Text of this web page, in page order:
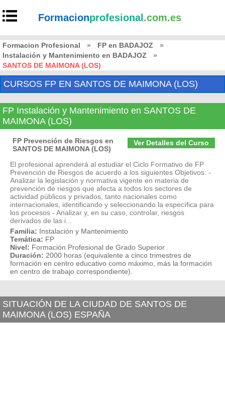
Formacionprofesional .com.es
Formacion Profesional » FP en BADAJOZ
»
Instalación y Mantenimiento en BADAJOZ
»
SANTOS DE MAIMONA (LOS)
CURSOS FP EN SANTOS DE MAIMONA (LOS)
FP Instalación y Mantenimiento en SANTOS DE
MAIMONA (LOS)
Ver Detalles del Curso
FP Prevención de Riesgos en
SANTOS DE MAIMONA (LOS)
El profesional aprenderá al estudiar el Ciclo Formativo de FP
Prevención de Riesgos de acuerdo a los siguientes Objetivos: -
Analizar la legislación y normativa vigente en materia de
prevención de riesgos que afecta a todos los sectores de
actividad públicos y privados, tanto nacionales como
internacionales, identificando y seleccionando la específica para
los procesos - Analizar y, en su caso, controlar, riesgos
derivados de las i...
Familia: Instalación y Mantenimiento
Temática: FP
Nivel: Formación Profesional de Grado Superior
Duración: 2000 horas (equivalente a cinco trimestres de
formación en centro educativo como máximo, más la formación
en centro de trabajo correspondiente).
SITUACIÓN DE LA CIUDAD DE SANTOS DE
MAIMONA (LOS) ESPAÑA